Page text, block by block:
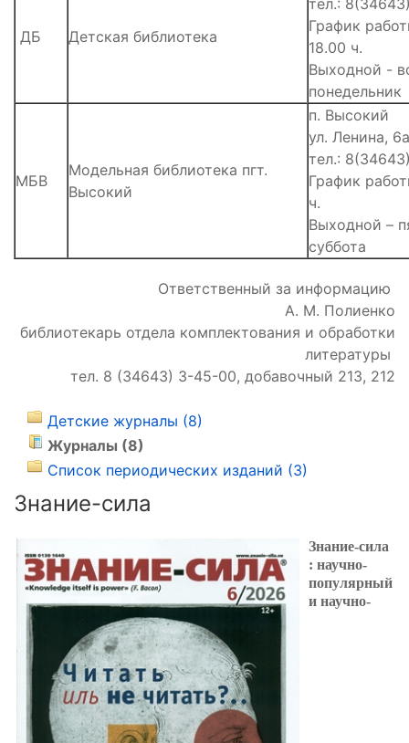
ДБ Детская библиотека
График
18.00 ч.
Выходной -
понедельник
МБВ
Модельная библиотека пгт.
Высокий
п. Высокий
ул. Ленина, 6а
тел.:
График
ч.
Выходной –
суббота
Ответственный за информацию
А. М. Полиенко
библиотекарь отдела комплектования и обработки
литературы
тел. 8 (34643) 3-45-00, добавочный 213, 212
Детские журналы (8)
Журналы (8)
Список периодических изданий (3)
Знание-сила
Знание-сила
: научно-
популярный
и научно-